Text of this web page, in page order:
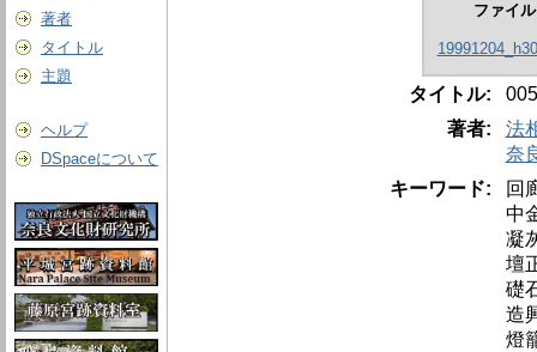
著者
タイトル
主題
ヘルプ
DSpaceについて
ファイル
タイトル:
著者:
法
奈
キーワード:
回
中
凝
壇
礎
造
燈